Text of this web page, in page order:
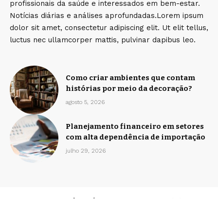
profissionais da saúde e interessados em bem-estar.
Notícias diárias e análises aprofundadas.Lorem ipsum
dolor sit amet, consectetur adipiscing elit. Ut elit tellus,
luctus nec ullamcorper mattis, pulvinar dapibus leo.
Como criar ambientes que contam
histórias por meio da decoração?
agosto 5, 2026
Planejamento financeiro em setores
com alta dependência de importação
julho 29, 2026
Sobre Nós